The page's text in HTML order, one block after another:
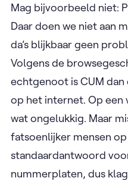
Mag bijvoorbeeld niet:
Daar doen we niet aan
da’s blijkbaar geen
Volgens de
echtgenoot is CUM
op het internet. Op een
wat ongelukkig. Maar
fatsoenlijker mensen op
standaardantwoord
nummerplaten, dus